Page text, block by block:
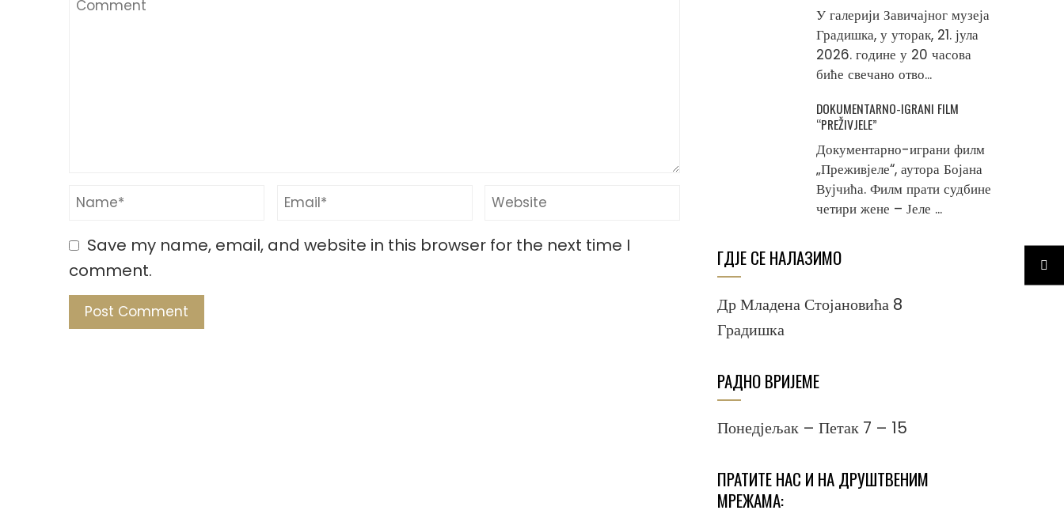
Save my name, email, and website in this browser for the next time I
comment.
У галерији Завичајног музеја
Градишка, у уторак, 21. јула
2026. године у 20 часова
биће свечано отво...
DOKUMENTARNO-IGRANI FILM
“PREŽIVJELE”
Документарно-играни филм
„Преживјеле“, аутора Бојана
Вујчића. Филм прати судбине
четири жене – Јеле ...
ГДЈЕ СЕ НАЛАЗИМО
Др Младена Стојановића 8
Градишка
РАДНО ВРИЈЕМЕ
Понедјељак – Петак 7 – 15
ПРАТИТЕ НАС И НА ДРУШТВЕНИМ
МРЕЖАМА: